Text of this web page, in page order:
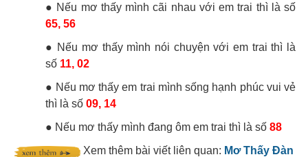
● Nếu mơ thấy mình cãi nhau với em trai thì là số
65, 56
● Nếu mơ thấy mình nói chuyện với em trai thì là
số 11, 02
● Nếu mơ thấy em trai mình sống hạnh phúc vui vẻ
thì là số 09, 14
● Nếu mơ thấy mình đang ôm em trai thì là số 88
Xem thêm bài viết liên quan: Mơ Thấy Đàn